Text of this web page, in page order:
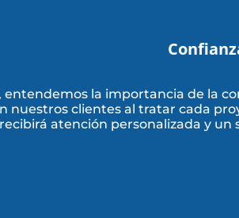
la importancia de la
nuestros clientes al tratar cada
atención personalizada y un